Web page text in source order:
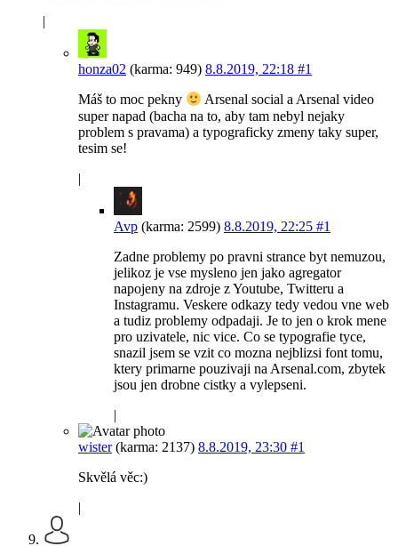
|
honza02 (karma: 949) 8.8.2019, 22:18 #1
Máš to moc pekny
Arsenal social a Arsenal video
super napad (bacha na to, aby tam nebyl nejaky
problem s pravama) a typograficky zmeny taky super,
tesim se!
|
Avp (karma: 2599) 8.8.2019, 22:25 #1
Zadne problemy po pravni strance byt nemuzou,
jelikoz je vse mysleno jen jako agregator
napojeny na zdroje z Youtube, Twitteru a
Instagramu. Veskere odkazy tedy vedou vne web
a tudiz problemy odpadaji. Je to jen o krok mene
pro uzivatele, nic vice. Co se typografie tyce,
snazil jsem se vzit co mozna nejblizsi font tomu,
ktery primarne pouzivaji na Arsenal.com, zbytek
jsou jen drobne cistky a vylepseni.
|
wister(karma: 2137) 8.8.2019, 23:30 #1
Skvělá věc:)
|